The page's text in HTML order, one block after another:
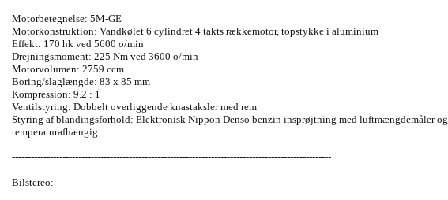
Motorbetegnelse: 5M-GE
Motorkonstruktion: Vandkølet 6 cylindret 4 takts rækkemotor, topstykke i aluminium
Effekt: 170 hk ved 5600 o/min
Drejningsmoment: 225 Nm ved 3600 o/min
Motorvolumen: 2759 ccm
Boring/slaglængde: 83 x 85 mm
Kompression: 9.2 : 1
Ventilstyring: Dobbelt overliggende knastaksler med rem
Styring af blandingsforhold: Elektronisk Nippon Denso benzin insprøjtning med luftmængdemåler og
temperaturafhængig
-----------------------------------------------------------------------------------------------------
Bilstereo: